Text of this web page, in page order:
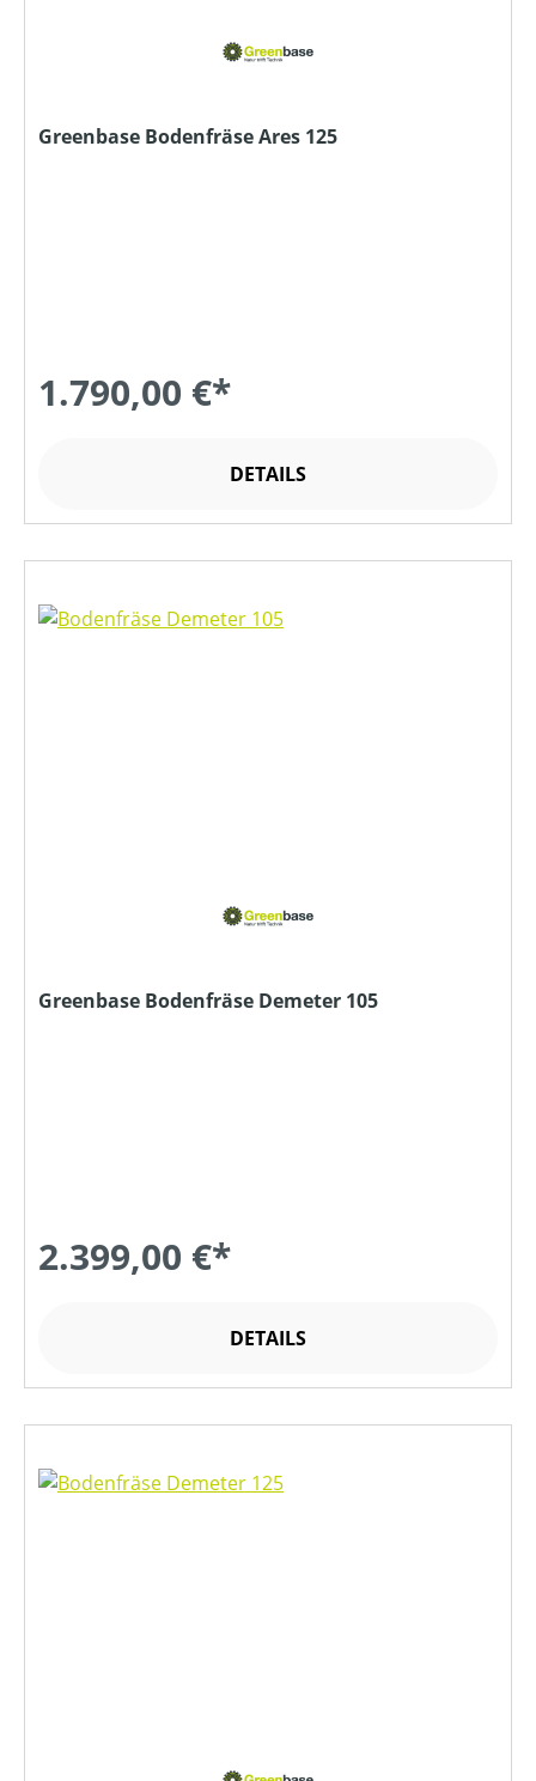
Greenbase Bodenfräse Ares 125
1.790,00 €*
DETAILS
Greenbase Bodenfräse Demeter 105
2.399,00 €*
DETAILS